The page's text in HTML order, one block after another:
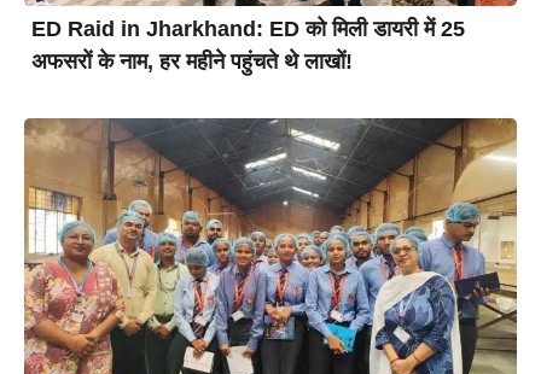
ED Raid in Jharkhand: ED को मिली डायरी में 25
अफसरों के नाम, हर महीने पहुंचते थे लाखों!